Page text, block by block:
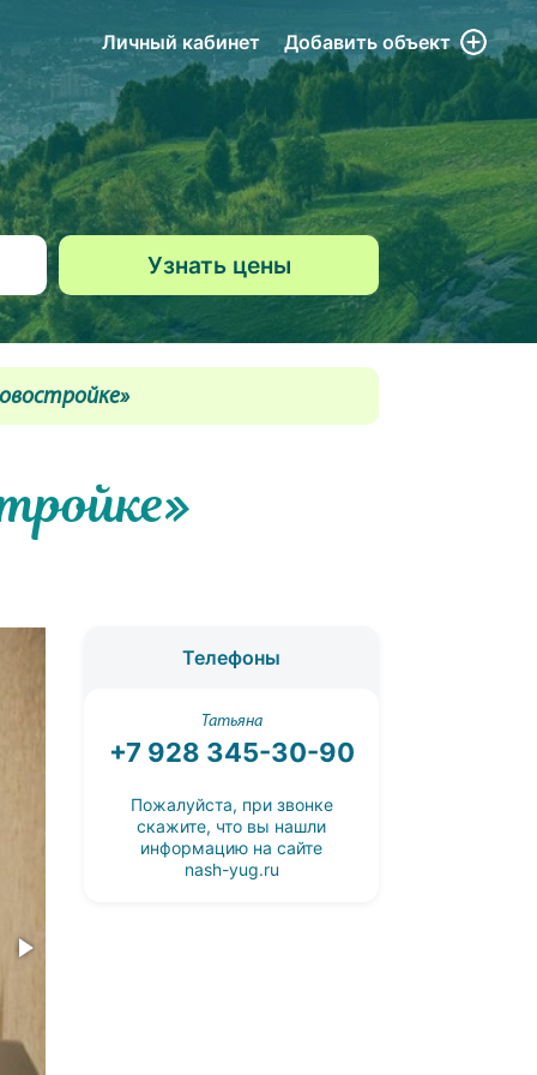
Личный кабинет Добавитьобъект
Телефоны
Татьяна
+7 928 345-30-90
Пожалуйста, при звонке
скажите, что вы нашли
информацию на сайте
nash-yug.ru